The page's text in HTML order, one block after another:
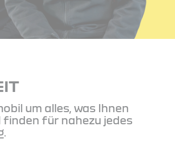
um alles, was Ihnen
finden für nahezu jedes